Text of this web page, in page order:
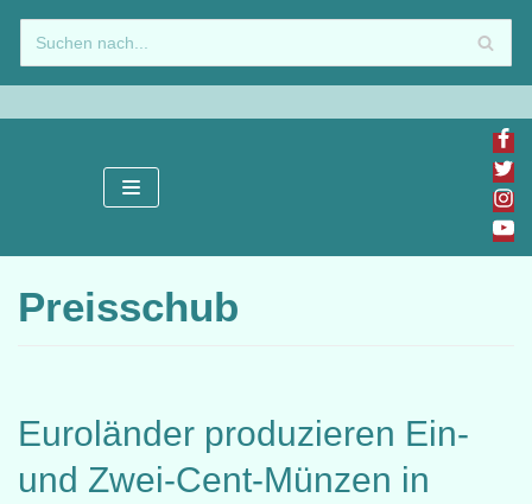
Zum
Inhalt
springen
Preisschub
Euroländer produzieren Ein-
und Zwei-Cent-Münzen in